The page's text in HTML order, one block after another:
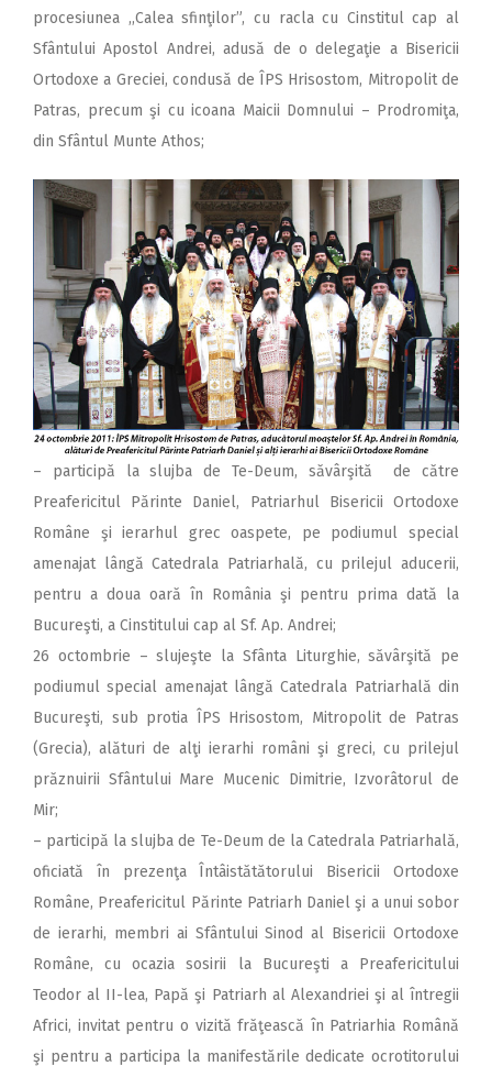
procesiunea ,,Calea sfinţilor”, cu racla cu Cinstitul cap al
Sfântului Apostol Andrei, adusă de o delegaţie a Bisericii
Ortodoxe a Greciei, condusă de ÎPS Hrisostom, Mitropolit de
Patras, precum şi cu icoana Maicii Domnului – Prodromiţa,
din Sfântul Munte Athos;
– participă la slujba de Te-Deum, săvârşită de către
Preafericitul Părinte Daniel, Patriarhul Bisericii Ortodoxe
Române şi ierarhul grec oaspete, pe podiumul special
amenajat lângă Catedrala Patriarhală, cu prilejul aducerii,
pentru a doua oară în România şi pentru prima dată la
Bucureşti, a Cinstitului cap al Sf. Ap. Andrei;
26 octombrie – slujeşte la Sfânta Liturghie, săvârşită pe
podiumul special amenajat lângă Catedrala Patriarhală din
Bucureşti, sub protia ÎPS Hrisostom, Mitropolit de Patras
(Grecia), alături de alţi ierarhi români şi greci, cu prilejul
prăznuirii Sfântului Mare Mucenic Dimitrie, Izvorâtorul de
Mir;
– participă la slujba de Te-Deum de la Catedrala Patriarhală,
oficiată în prezenţa Întâistătătorului Bisericii Ortodoxe
Române, Preafericitul Părinte Patriarh Daniel şi a unui sobor
de ierarhi, membri ai Sfântului Sinod al Bisericii Ortodoxe
Române, cu ocazia sosirii la Bucureşti a Preafericitului
Teodor al II-lea, Papă şi Patriarh al Alexandriei şi al întregii
Africi, invitat pentru o vizită frăţească în Patriarhia Română
şi pentru a participa la manifestările dedicate ocrotitorului